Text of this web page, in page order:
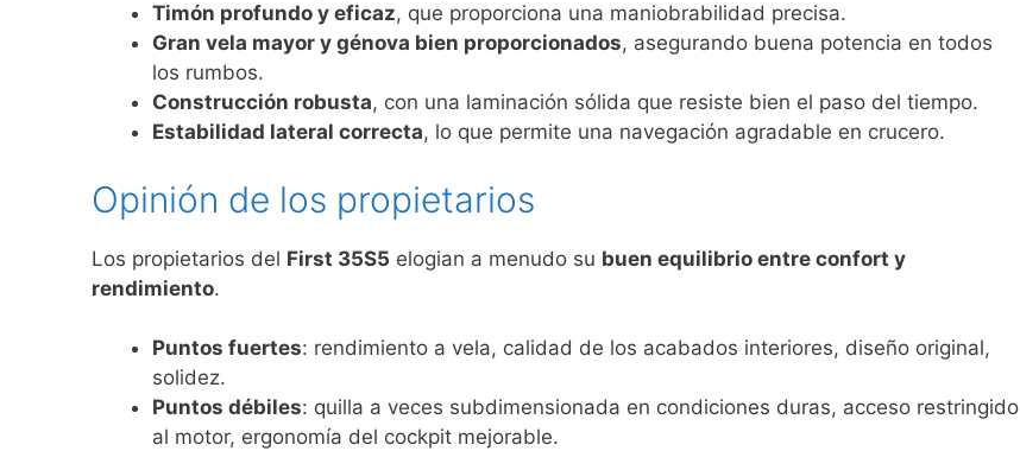
Timón profundo y eficaz, que proporciona una maniobrabilidad precisa.
Gran vela mayor y génova bien proporcionados, asegurando buena potencia en todos
los rumbos.
Construcción robusta, con una laminación sólida que resiste bien el paso del tiempo.
Estabilidad lateral correcta, lo que permite una navegación agradable en crucero.
Opinión de los propietarios
Los propietarios del First 35S5 elogian a menudo su buen equilibrio entre confort y
rendimiento.
Puntos fuertes: rendimiento a vela, calidad de los acabados interiores, diseño original,
solidez.
Puntos débiles: quilla a veces subdimensionada en condiciones duras, acceso restringido
al motor, ergonomía del cockpit mejorable.